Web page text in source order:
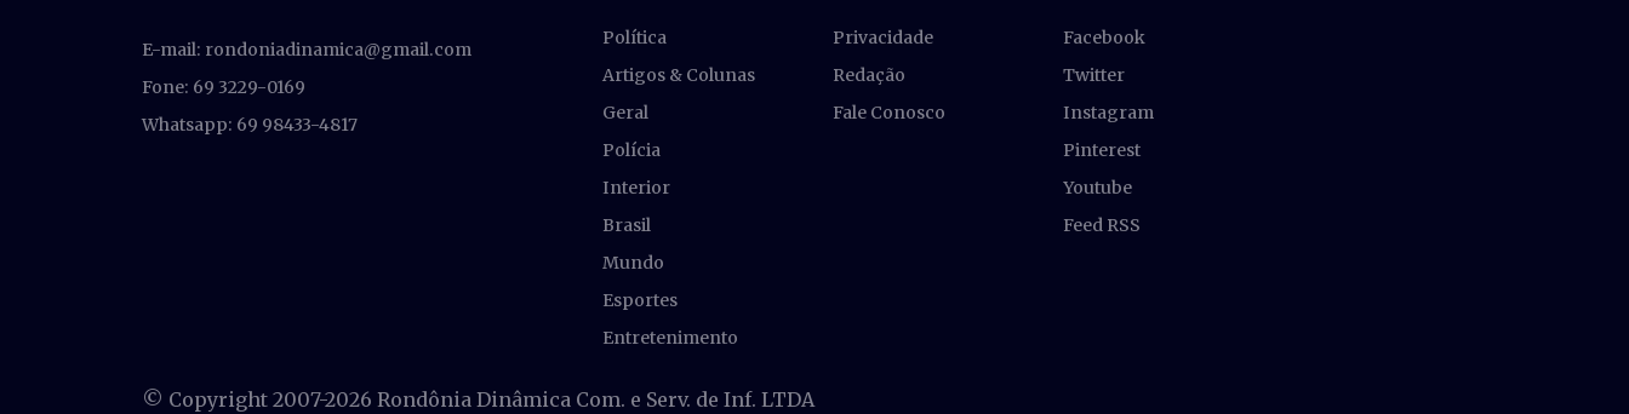
E-mail: rondoniadinamica@gmail.com
Fone: 69 3229-0169
Whatsapp: 69 98433-4817
Política
Artigos & Colunas
Geral
Polícia
Interior
Brasil
Mundo
Esportes
Entretenimento
Privacidade
Redação
Fale Conosco
Facebook
Twitter
Instagram
Pinterest
Youtube
Feed RSS
© Copyright 2007-2026 Rondônia Dinâmica Com. e Serv. de Inf. LTDA